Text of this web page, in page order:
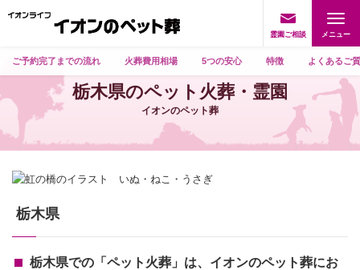
霊園ご相談
ご予約完了までの流れ 火葬費用相場 5つの安心 特徴 よくあるご
栃木県のペット火葬・霊園
イオンのペット葬
栃木県
栃木県での「ペット火葬」は、イオンのペット葬にお